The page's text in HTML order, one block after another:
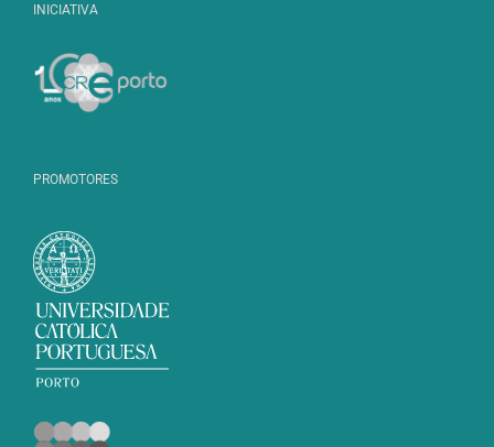
INICIATIVA
PROMOTORES